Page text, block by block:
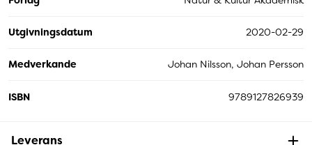
Utgivningsdatum 2020-02-29
Medverkande Johan Nilsson, Johan Persson
ISBN 9789127826939
Leverans